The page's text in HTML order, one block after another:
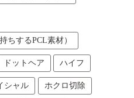
ちするPCL素材）
ドットヘア ハイフ
シャル ホクロ切除